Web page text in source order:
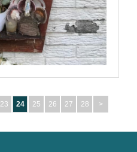
23 24 25 26 27 28
>